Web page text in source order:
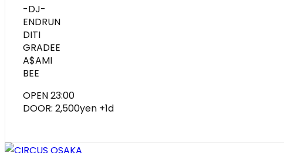
-DJ-
ENDRUN
DITI
GRADEE
A$AMI
BEE
OPEN 23:00
DOOR: 2,500yen +1d